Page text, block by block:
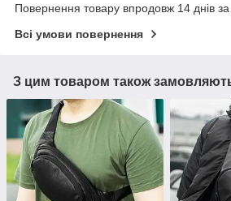
Повернення товару впродовж 14 днів
Всі умови повернення
З цим товаром також